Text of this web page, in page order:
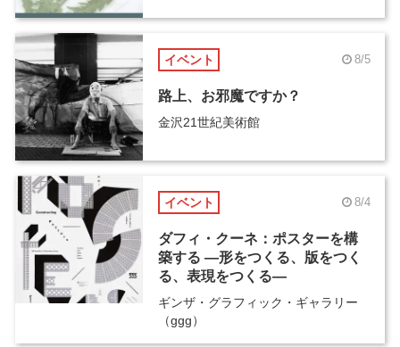
イベント 8/5
路上、お邪魔ですか？
金沢21世紀美術館
イベント 8/4
ダフィ・クーネ：ポスターを構
築する ―形をつくる、版をつく
る、表現をつくる―
ギンザ・グラフィック・ギャラリー
（ggg）